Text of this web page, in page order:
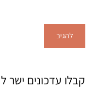
קבלו עדכונים ישר